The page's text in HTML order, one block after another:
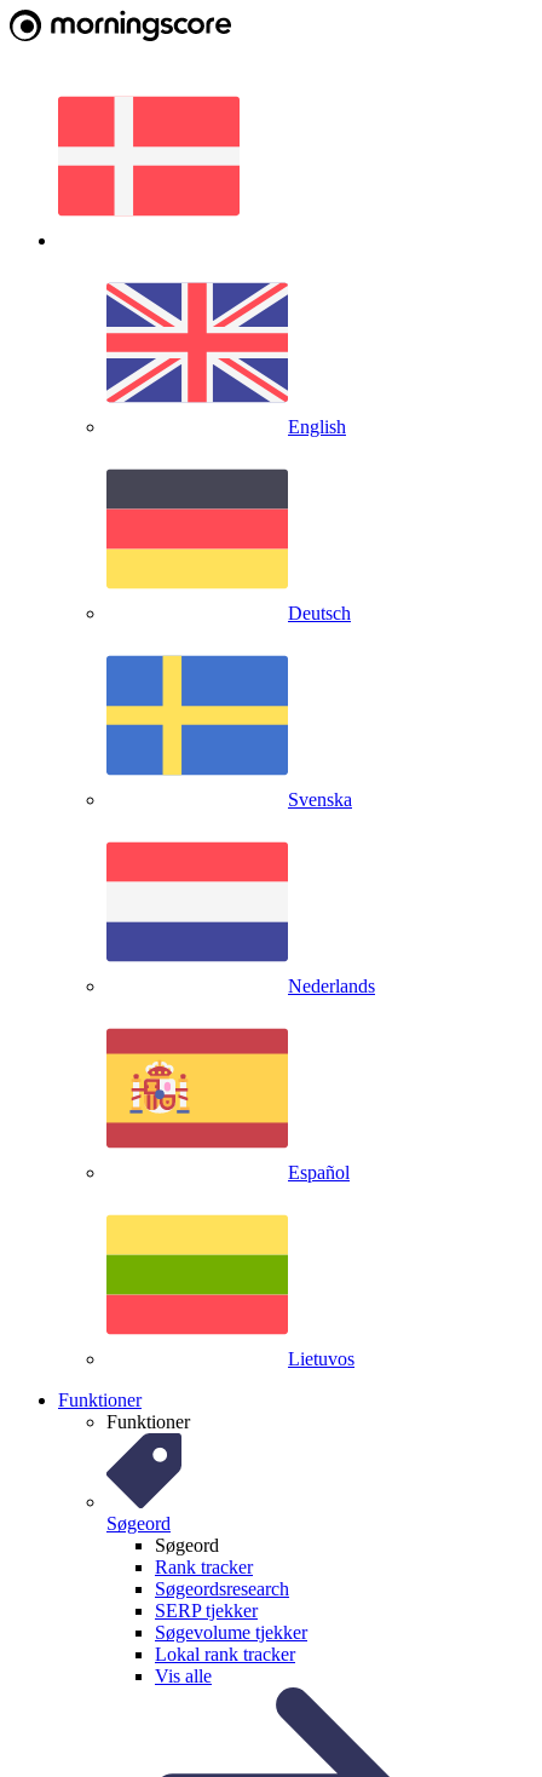
English
Deutsch
Svenska
Nederlands
Español
Lietuvos
Funktioner
Funktioner
Søgeord
Søgeord
Rank tracker
Søgeordsresearch
SERP tjekker
Søgevolume tjekker
Lokal rank tracker
Vis alle